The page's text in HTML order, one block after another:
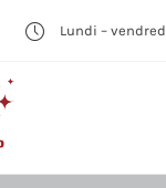
Lundi –